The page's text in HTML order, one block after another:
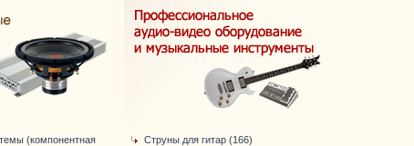
(компонентная
Струны для гитар (166)